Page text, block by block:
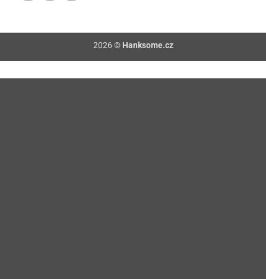
2026 © Hanksome.cz